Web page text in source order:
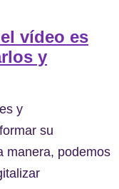
vídeo es
y
y
su
manera, podemos